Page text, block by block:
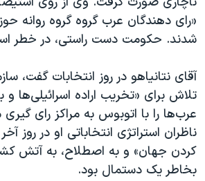
«رای دهندگان عرب گروه گروه روانه
شدند. حکومت دست راستی، در خطر
آقای نتانياهو در روز انتخابات گفت،
تلاش برای «تخريب اراده اسرائيلی‌ها
عرب‌ها را با اتوبوس به مراکز رای
ناظران استراتژی انتخاباتی او در روز
کردن جهان» و به اصطلاح، به آتش
بخاطر یک دستمال بود.